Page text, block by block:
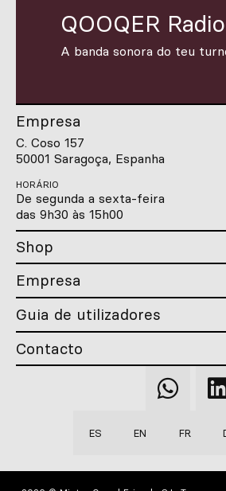
QOOQER Radio
A banda sonora do teu
Empresa
C. Coso 157
50001 Saragoça, Espanha
HORÁRIO
De segunda a sexta-feira
das 9h30 às 15h00
Shop
Empresa
Guia de utilizadores
Contacto
Qooqer
WhatsApp
ES EN FR